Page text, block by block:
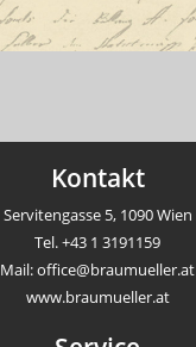
Kontakt
Servitengasse 5, 1090 Wien
Tel.+43 1 3191159
Mail:office@braumueller.at
www.braumueller.at